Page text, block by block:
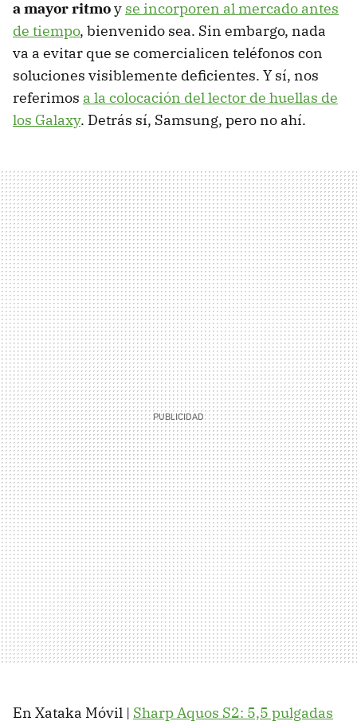
a mayor ritmoy se incorporen al mercado antes
de tiempo, bienvenido sea. Sin embargo, nada
va a evitar que se comercialicen teléfonos con
soluciones visiblemente deficientes. Y sí, nos
referimos a la colocación del lector de huellas de
los Galaxy. Detrás sí, Samsung, pero no ahí.
En Xataka Móvil | Sharp Aquos S2: 5,5 pulgadas